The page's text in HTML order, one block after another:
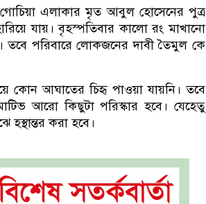
গোচিয়া এলাকার মৃত আবুল হোসেনের পুত্র
যায়। বৃহস্পতিবার কালো রং মাখানো
তবে পরিবারে লোকজনের দাবী তৈমুল কে
কোন আঘাতের চিহৃ পাওয়া যায়নি। তবে
আরো কিছুটা পরিস্কার হবে। যেহেতু
হস্থান্তর করা হবে।